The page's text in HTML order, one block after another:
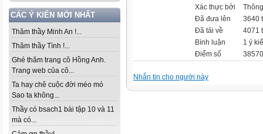
CÁC Ý KIẾN MỚI NHẤT
Thăm thầy Minh An !...
Thăm thầy Tình !...
Ghé thăm trang cô Hồng Anh.
Trang web của cô...
Ta hay chê cuộc đời méo mó
Sao ta không...
Thầy có bsach1 bài tập 10 và 11
mà có...
Xác thực bởi
Đã đưa lên
3640
Đã tải về
4071
Bình luận
1 ý
Điểm số
Nhắn tin cho người này